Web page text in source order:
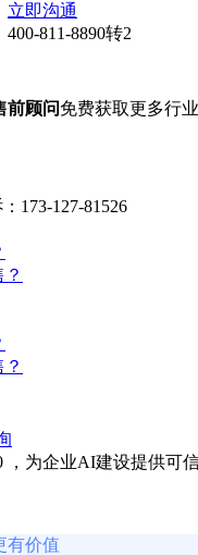
立即沟通
400-811-8890转2
前顾问免费获取更多行
173-127-81526
，为企业AI建设提供可
有价值